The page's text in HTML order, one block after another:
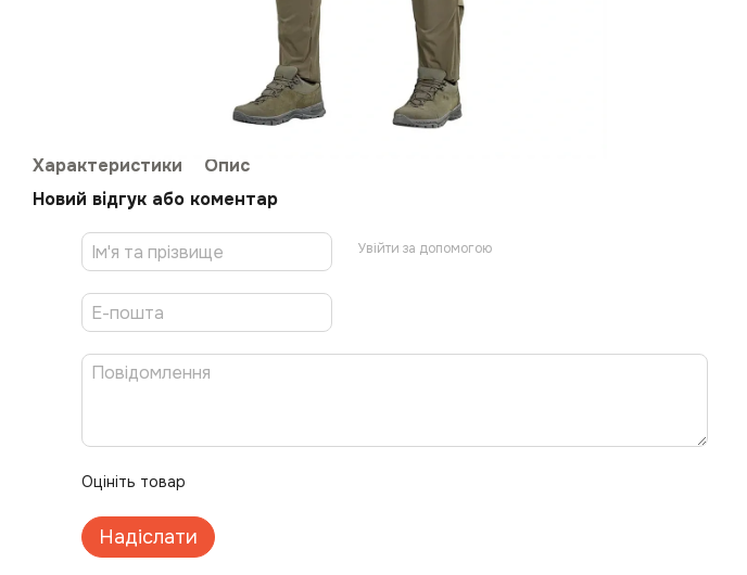
Характеристики
Опис
Новий відгук або коментар
Увійти за допомогою
Оцініть товар
Надіслати